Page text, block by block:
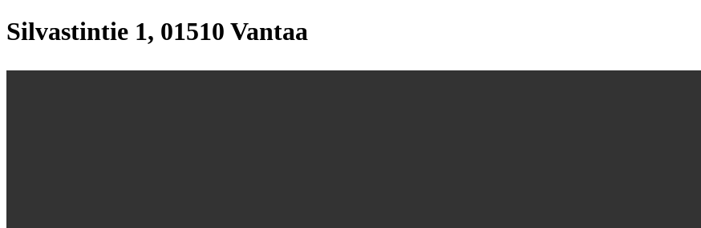
Silvastintie 1, 01510 Vantaa